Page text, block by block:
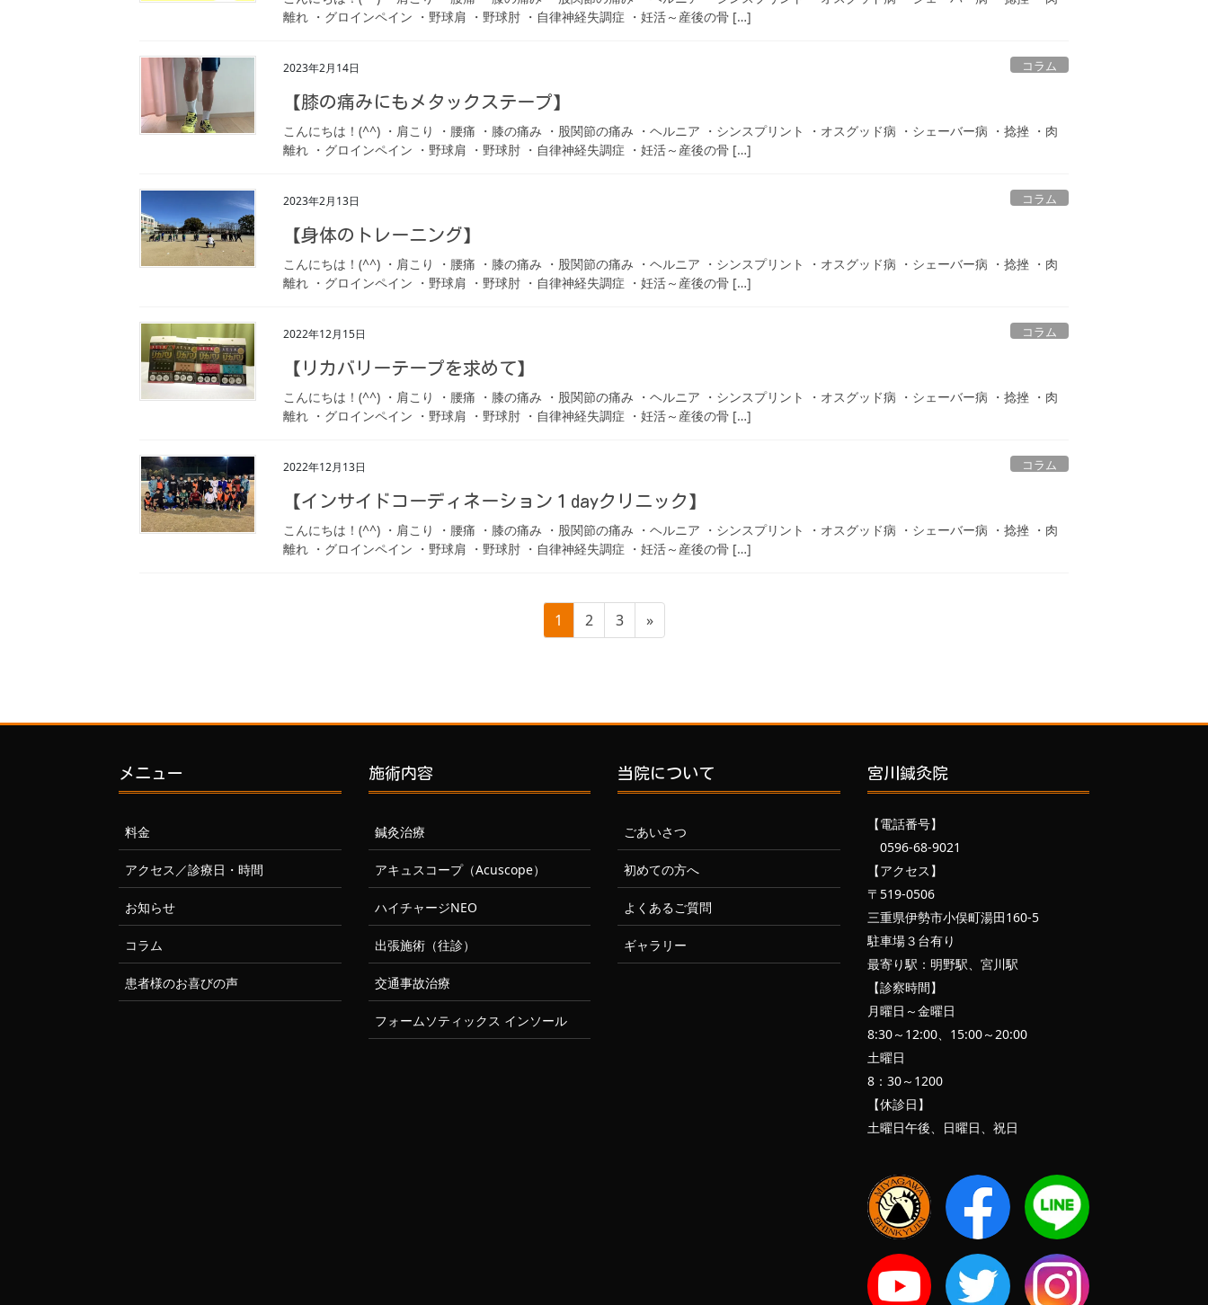
離れ ・グロインペイン ・野球肩 ・野球肘 ・自律神経失調症 ・妊活～産後の骨 […]
2023年2月14日 コラム
【膝の痛みにもメタックステープ】
こんにちは！(^^) ・肩こり ・腰痛 ・膝の痛み ・股関節の痛み ・ヘルニア ・シンスプリント ・オスグッド病 ・シェーバー病 ・捻挫 ・肉
離れ ・グロインペイン ・野球肩 ・野球肘 ・自律神経失調症 ・妊活～産後の骨 […]
2023年2月13日 コラム
【身体のトレーニング】
こんにちは！(^^) ・肩こり ・腰痛 ・膝の痛み ・股関節の痛み ・ヘルニア ・シンスプリント ・オスグッド病 ・シェーバー病 ・捻挫 ・肉
離れ ・グロインペイン ・野球肩 ・野球肘 ・自律神経失調症 ・妊活～産後の骨 […]
2022年12月15日 コラム
【リカバリーテープを求めて】
こんにちは！(^^) ・肩こり ・腰痛 ・膝の痛み ・股関節の痛み ・ヘルニア ・シンスプリント ・オスグッド病 ・シェーバー病 ・捻挫 ・肉
離れ ・グロインペイン ・野球肩 ・野球肘 ・自律神経失調症 ・妊活～産後の骨 […]
2022年12月13日 コラム
【インサイドコーディネーション１dayクリニック】
こんにちは！(^^) ・肩こり ・腰痛 ・膝の痛み ・股関節の痛み ・ヘルニア ・シンスプリント ・オスグッド病 ・シェーバー病 ・捻挫 ・肉
離れ ・グロインペイン ・野球肩 ・野球肘 ・自律神経失調症 ・妊活～産後の骨 […]
り
ペ
ー
1
ペ
ー
2
ペ
ー
3 »
メニュー
料金
アクセス／診療日・時間
お知らせ
コラム
患者様のお喜びの声
施術内容
鍼灸治療
アキュスコープ（Acuscope）
ハイチャージNEO
出張施術（往診）
交通事故治療
フォームソティックス インソール
当院について
ごあいさつ
初めての方へ
よくあるご質問
ギャラリー
宮川鍼灸院
【電話番号】
0596-68-9021
【アクセス】
〒519-0506
三重県伊勢市小俣町湯田160-5
駐車場３台有り
最寄り駅：明野駅、宮川駅
【診察時間】
月曜日～金曜日
8:30～12:00、15:00～20:00
土曜日
8：30～1200
【休診日】
土曜日午後、日曜日、祝日